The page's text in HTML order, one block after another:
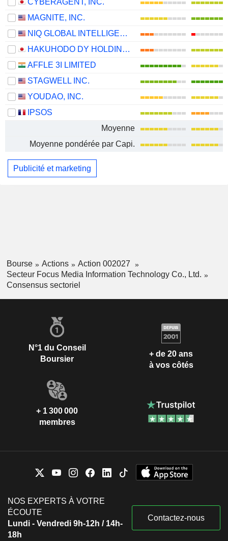
CYBERAGENT, INC.
MAGNITE, INC.
NIQ GLOBAL INTELLIGENCE PLC
HAKUHODO DY HOLDINGS INC
AFFLE 3I LIMITED
STAGWELL INC.
YOUDAO, INC.
IPSOS
Moyenne
Moyenne pondérée par Capi.
Publicité et marketing
Bourse Actions
Action 002027
Secteur Focus Media Information Technology Co., Ltd.
Consensus sectoriel
N°1 du Conseil
Boursier
+ de 20 ans
à vos côtés
+ 1 300 000
membres
NOS EXPERTS À VOTRE
ÉCOUTE
Lundi - Vendredi 9h-12h / 14h-
18h
Contactez-nous